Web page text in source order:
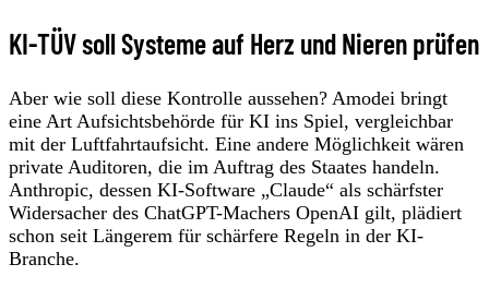
KI-TÜV soll Systeme auf Herz und Nieren prüfen
Aber wie soll diese Kontrolle aussehen? Amodei bringt
eine Art Aufsichtsbehörde für KI ins Spiel, vergleichbar
mit der Luftfahrtaufsicht. Eine andere Möglichkeit wären
private Auditoren, die im Auftrag des Staates handeln.
Anthropic, dessen KI-Software „Claude“ als schärfster
Widersacher des ChatGPT-Machers OpenAI gilt, plädiert
schon seit Längerem für schärfere Regeln in der KI-
Branche.